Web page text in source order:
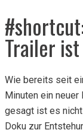
Trailer
Wie bereits seit
Minuten ein
gesagt ist es nicht
Doku zur